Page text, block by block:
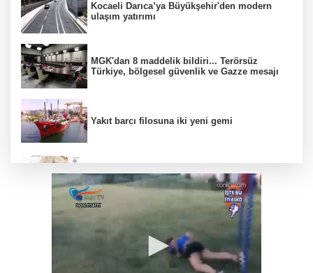
Kocaeli Darıca’ya Büyükşehir'den modern
ulaşım yatırımı
MGK'dan 8 maddelik bildiri... Terörsüz
Türkiye, bölgesel güvenlik ve Gazze mesajı
Yakıt barcı filosuna iki yeni gemi
platformda
Türkiye ile Vietnam arasında 'hava'da yeni
dönem... Sefer kapasitesi artırıldı